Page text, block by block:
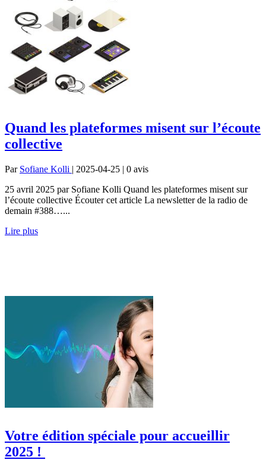
Quand les plateformes misent sur l’écoute
collective
Par Sofiane Kolli | 2025-04-25 | 0 avis
25 avril 2025 par Sofiane Kolli Quand les plateformes misent sur
l’écoute collective Écouter cet article La newsletter de la radio de
demain #388…...
Lire plus
Votre édition spéciale pour accueillir
2025 !